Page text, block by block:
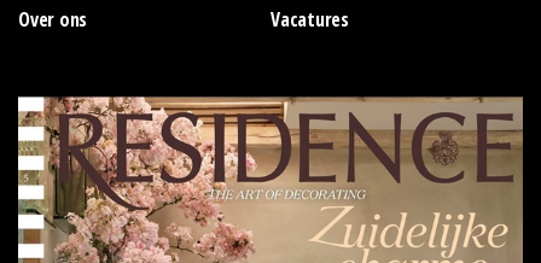
Over ons
Vacatures